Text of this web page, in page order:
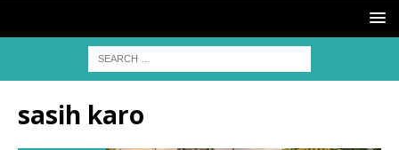
sasih karo